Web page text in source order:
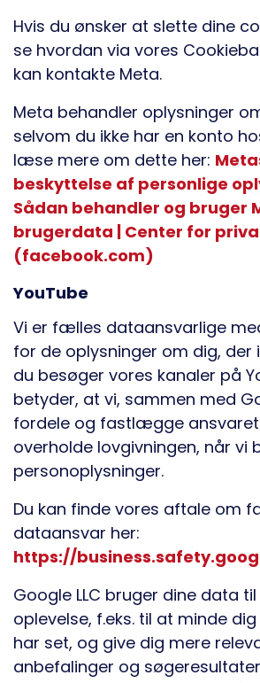
Hvis du ønsker at slette dine
se hvordan via vores
kan kontakte Meta.
Meta behandler oplysninger
selvom du ikke har en konto
læse mere om dette her:
beskyttelse af personlige
Sådan behandler og bruger
brugerdata | Center for
(facebook.com)
YouTube
Vi er fælles dataansvarlige
for de oplysninger om dig, der
du besøger vores kanaler på
betyder, at vi, sammen med
fordele og fastlægge
overholde lovgivningen, når vi
personoplysninger.
Du kan finde vores aftale om
dataansvar her:
https://
Google LLC bruger dine data
oplevelse, f.eks. til at minde
har set, og give dig mere
anbefalinger og